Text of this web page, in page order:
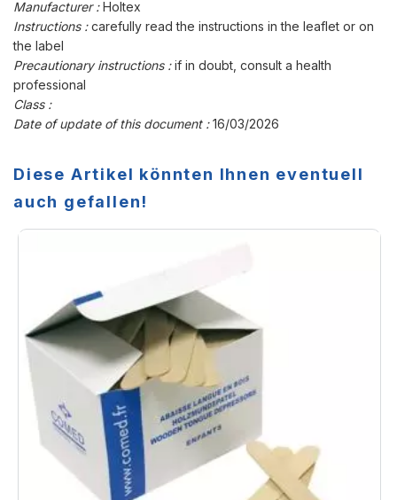
Manufacturer :Holtex
Instructions :carefully read the instructions in the leaflet or on
the label
Precautionary instructions :if in doubt, consult a health
professional
Class :
Date of update of this document :16/03/2026
Diese Artikel könnten Ihnen eventuell
auch gefallen!